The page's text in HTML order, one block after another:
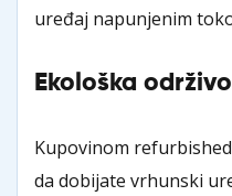
uređaj napunjenim
Ekološka
Kupovinom
da dobijate vrhunski